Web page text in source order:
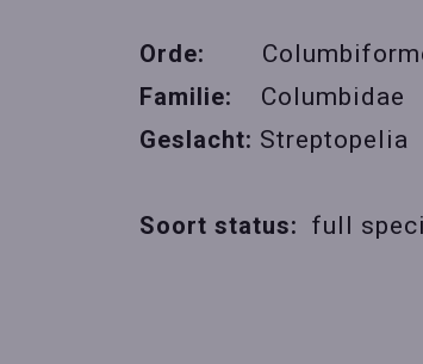
Orde:
Familie: Columbidae
Geslacht: Streptopelia
Soort status: full